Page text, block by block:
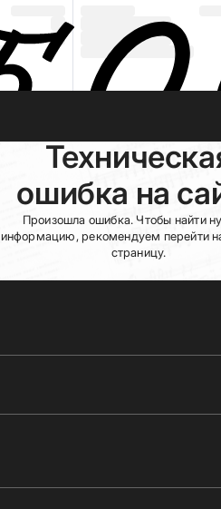
ошибка на
Произошла ошибка. Чтобы найти
информацию, рекомендуем перейти
страницу.